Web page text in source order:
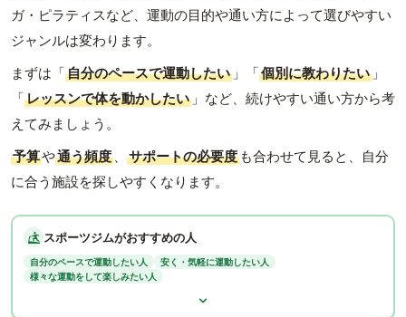
ガ・ピラティスなど、運動の目的や通い方によって選びやすい
ジャンルは変わります。
まずは「自分のペースで運動したい 」「個別に教わりたい 」
「レッスンで体を動かしたい 」など、続けやすい通い方から考
えてみましょう。
予算や通う頻度 、 サポートの必要度 も合わせて見ると、自分
に合う施設を探しやすくなります。
スポーツジムがおすすめの人
自分のペースで運動したい人
安く・気軽に運動したい人
様々な運動をして楽しみたい人